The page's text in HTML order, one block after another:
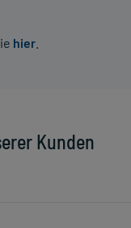
hier
Kunden